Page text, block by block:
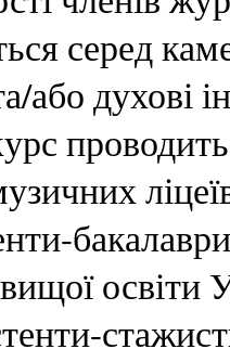
серед
або духові
освіти